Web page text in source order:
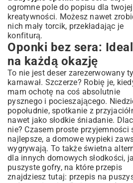
ogromne pole do popisu dla twojej
kreatywności. Możesz nawet
nich mały torcik, przekładając je
konfiturą.
Oponki bez sera:
na każdą okazję
To nie jest deser zarezerwowany
karnawał. Szczerze? Robię je,
mam ochotę na coś absolutnie
pysznego i pocieszającego.
popołudnie, spotkanie z
nawet jako słodkie śniadanie.
nie? Czasem proste przyjemności
najlepsze, a domowe wypieki
wygrywają. To także świetna
dla innych domowych słodkości,
puszyste gofry, na które przepis
znajdziesz tutaj: przepis na